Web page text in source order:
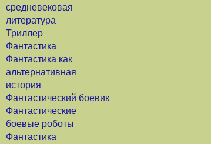
средневековая
литература
Триллер
Фантастика
Фантастика как
альтернативная
история
Фантастический боевик
Фантастические
боевые роботы
Фантастика